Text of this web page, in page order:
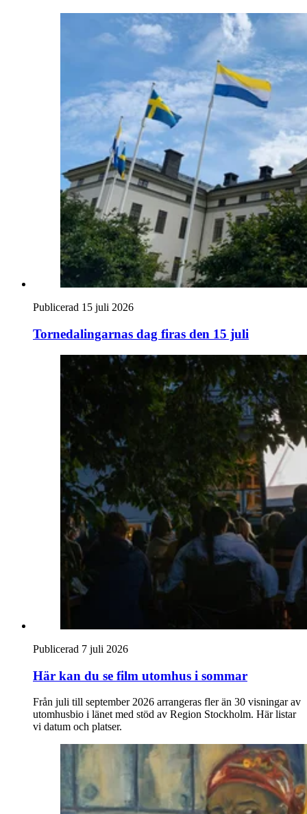
Publicerad 15 juli 2026
Tornedalingarnas dag firas den 15 juli
Publicerad 7 juli 2026
Här kan du se film utomhus i sommar
Från juli till september 2026 arrangeras fler än 30 visningar av
utomhusbio i länet med stöd av Region Stockholm. Här listar
vi datum och platser.